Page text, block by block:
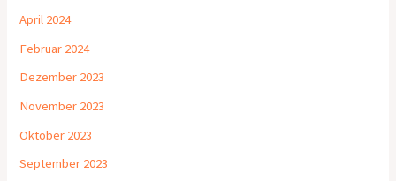
April 2024
Februar 2024
Dezember 2023
November 2023
Oktober 2023
September 2023